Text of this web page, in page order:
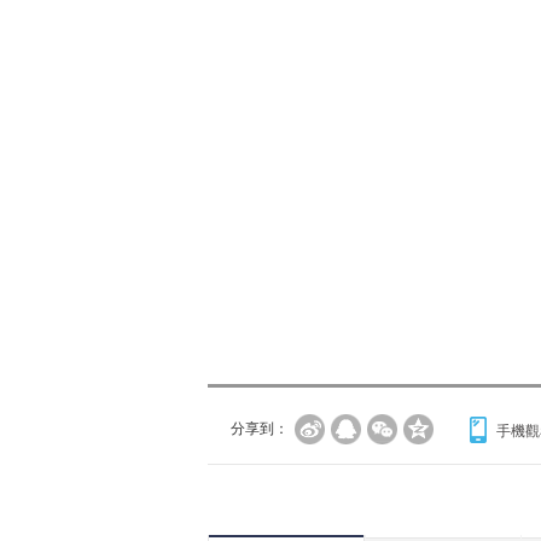
分享到： 手機